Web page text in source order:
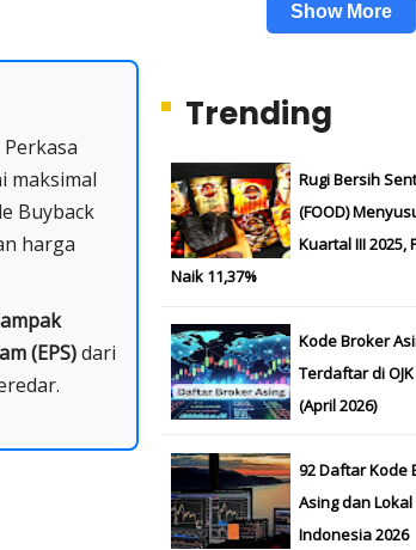
maksimal
Buyback
harga
(EPS)dari
Show More
Trending
Rugi Bersih
(FOOD)
Kuartal III 2025,
Naik 11,37%
Kode Broker
Terdaftar di OJK
(April 2026)
92 Daftar Kode
Asing dan Lokal
Indonesia 2026